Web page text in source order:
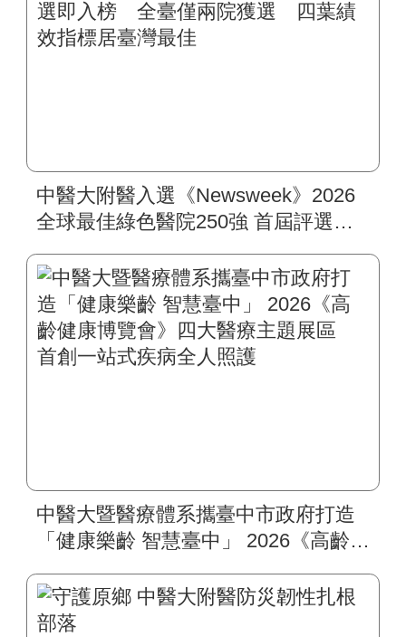
中醫大附醫入選《Newsweek》2026
全球最佳綠色醫院250強 首屆評選即
標居臺灣最佳
中醫大暨醫療體系攜臺中市政府打造
「健康樂齡 智慧臺中」 2026《高齡健
一站式疾病全人照護